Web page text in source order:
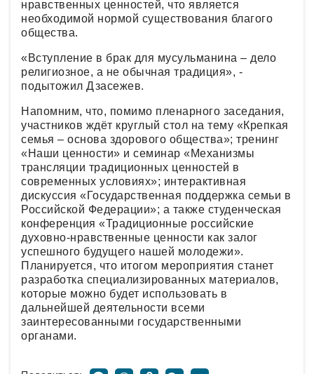
нравственных ценностей, что является
необходимой нормой существования благого
общества.
«Вступление в брак для мусульманина – дело
религиозное, а не обычная традиция», -
подытожил Дзасежев.
Напомним, что, помимо пленарного заседания,
участников ждёт круглый стол на тему «Крепкая
семья – основа здорового общества»; тренинг
«Наши ценности» и семинар «Механизмы
трансляции традиционных ценностей в
современных условиях»; интерактивная
дискуссия «Государственная поддержка семьи в
Российской Федерации»; а также студенческая
конференция «Традиционные российские
духовно-нравственные ценности как залог
успешного будущего нашей молодежи».
Планируется, что итогом мероприятия станет
разработка специализированных материалов,
которые можно будет использовать в
дальнейшей деятельности всеми
заинтересованными государственными
органами.